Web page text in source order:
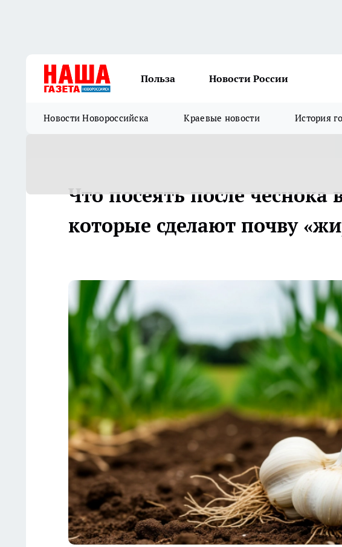
Польза Новости России
Новости Новороссийска Краевые новости История
Что посеять после
которые сделают почву